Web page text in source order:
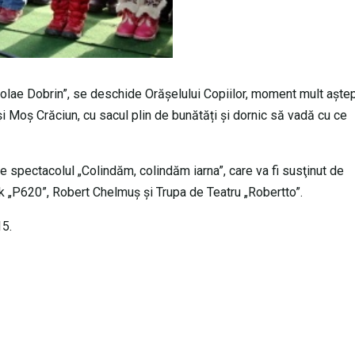
Dobrin”, se deschide Orăşelului Copiilor, moment mult
Crăciun, cu sacul plin de bunătăți și dornic să vadă cu ce
„Colindăm, colindăm iarna”, care va fi susţinut de
Robert Chelmuş şi Trupa de Teatru „Robertto”.